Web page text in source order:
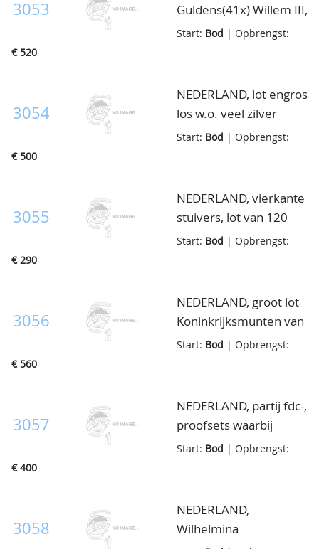
totaal 83 munten, in
doosje
3053
Guldens(41x) Willem III,
vnl. ca. zeer fraai, in
Start: Bod | Opbrengst:
€ 520
3054
NEDERLAND, lot engros
los w.o. veel zilver
vanaf Willem III en
Start: Bod | Opbrengst:
€ 500
3055
NEDERLAND, vierkante
stuivers, lot van 120
stuks, in klein doosje
Start: Bod | Opbrengst:
€ 290
3056
NEDERLAND, groot lot
Koninkrijksmunten van
½ cent t/m 2½ Gulden,
Start: Bod | Opbrengst:
€ 560
3057
NEDERLAND, partij fdc-,
proofsets waarbij
1996/2001 in
waarbij Campen I,
tevens dukaten en
Start: Bod | Opbrengst:
€ 400
3058
NEDERLAND,
Wilhelmina